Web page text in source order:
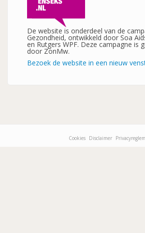
De website is onderdeel van de
Gezondheid, ontwikkeld door Soa
en Rutgers WPF. Deze campagne is
door ZonMw.
Bezoek de website in een nieuw
Cookies Disclaimer